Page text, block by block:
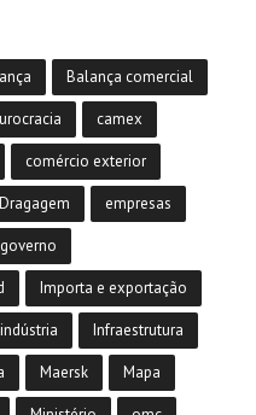
Balança comercial
camex
comércio exterior
Dragagem empresas
governo
Importa e exportação
indústria Infraestrutura
Maersk Mapa